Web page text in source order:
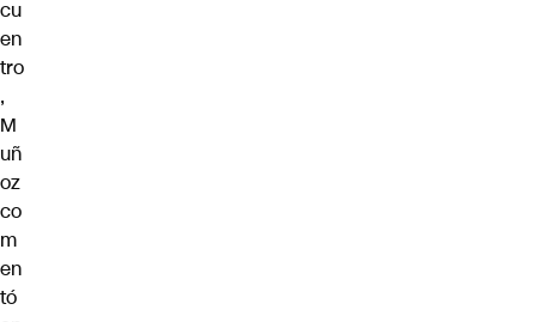
cu
en
tro
,
M
uñ
oz
co
m
en
tó